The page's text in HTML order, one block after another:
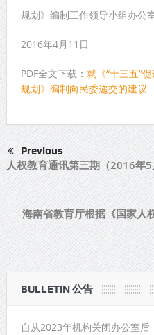
规划》编制工作领导小组办公
2016年4月11日
PDF全文下载： 就《“十三五”
规划》编制向民委递交的建议
Previous
人权教育通讯第三期（2016年
海南省教育厅根据《国家
BULLETIN 公告
自从2023年机构关闭办公室